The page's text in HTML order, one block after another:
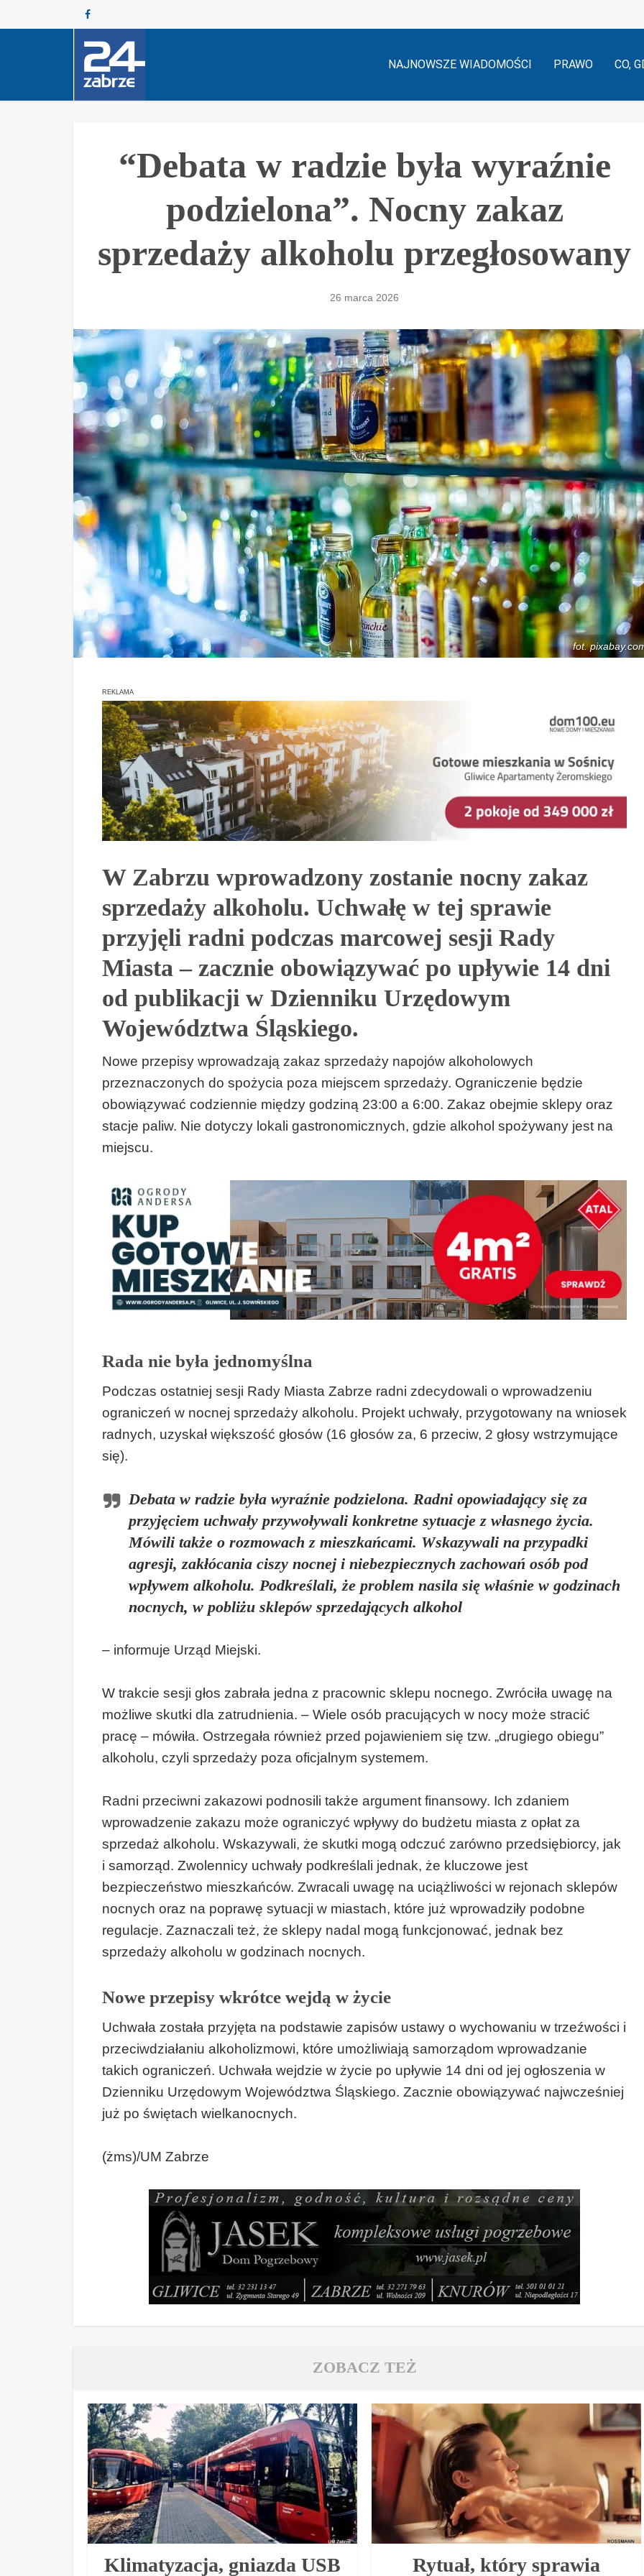
NAJNOWSZE WIADOMOŚCI PRAWO CO,
“Debata w radzie była wyraźnie
podzielona”. Nocny zakaz
sprzedaży alkoholu przegłosowany
26 marca 2026
fot.
REKLAMA
W Zabrzu wprowadzony zostanie nocny zakaz
sprzedaży alkoholu. Uchwałę w tej sprawie
przyjęli radni podczas marcowej sesji Rady
Miasta – zacznie obowiązywać po upływie 14 dni
od publikacji w Dzienniku Urzędowym
Województwa Śląskiego.
Nowe przepisy wprowadzają zakaz sprzedaży napojów alkoholowych
przeznaczonych do spożycia poza miejscem sprzedaży. Ograniczenie będzie
obowiązywać codziennie między godziną 23:00 a 6:00. Zakaz obejmie sklepy oraz
stacje paliw. Nie dotyczy lokali gastronomicznych, gdzie alkohol spożywany jest na
miejscu.
Rada nie była jednomyślna
Podczas ostatniej sesji Rady Miasta Zabrze radni zdecydowali o wprowadzeniu
ograniczeń w nocnej sprzedaży alkoholu. Projekt uchwały, przygotowany na wniosek
radnych, uzyskał większość głosów (16 głosów za, 6 przeciw, 2 głosy wstrzymujące
się).
Debata w radzie była wyraźnie podzielona. Radni opowiadający się za
przyjęciem uchwały przywoływali konkretne sytuacje z własnego życia.
Mówili także o rozmowach z mieszkańcami. Wskazywali na przypadki
agresji, zakłócania ciszy nocnej i niebezpiecznych zachowań osób pod
wpływem alkoholu. Podkreślali, że problem nasila się właśnie w godzinach
nocnych, w pobliżu sklepów sprzedających alkohol
– informuje Urząd Miejski.
W trakcie sesji głos zabrała jedna z pracownic sklepu nocnego. Zwróciła uwagę na
możliwe skutki dla zatrudnienia. – Wiele osób pracujących w nocy może stracić
pracę – mówiła. Ostrzegała również przed pojawieniem się tzw. „drugiego obiegu”
alkoholu, czyli sprzedaży poza oficjalnym systemem.
Radni przeciwni zakazowi podnosili także argument finansowy. Ich zdaniem
wprowadzenie zakazu może ograniczyć wpływy do budżetu miasta z opłat za
sprzedaż alkoholu. Wskazywali, że skutki mogą odczuć zarówno przedsiębiorcy, jak
i samorząd. Zwolennicy uchwały podkreślali jednak, że kluczowe jest
bezpieczeństwo mieszkańców. Zwracali uwagę na uciążliwości w rejonach sklepów
nocnych oraz na poprawę sytuacji w miastach, które już wprowadziły podobne
regulacje. Zaznaczali też, że sklepy nadal mogą funkcjonować, jednak bez
sprzedaży alkoholu w godzinach nocnych.
Nowe przepisy wkrótce wejdą w życie
Uchwała została przyjęta na podstawie zapisów ustawy o wychowaniu w trzeźwości i
przeciwdziałaniu alkoholizmowi, które umożliwiają samorządom wprowadzanie
takich ograniczeń. Uchwała wejdzie w życie po upływie 14 dni od jej ogłoszenia w
Dzienniku Urzędowym Województwa Śląskiego. Zacznie obowiązywać najwcześniej
już po świętach wielkanocnych.
(żms)/UM Zabrze
ZOBACZ TEŻ
Klimatyzacja, gniazda USB Rytuał, który sprawia